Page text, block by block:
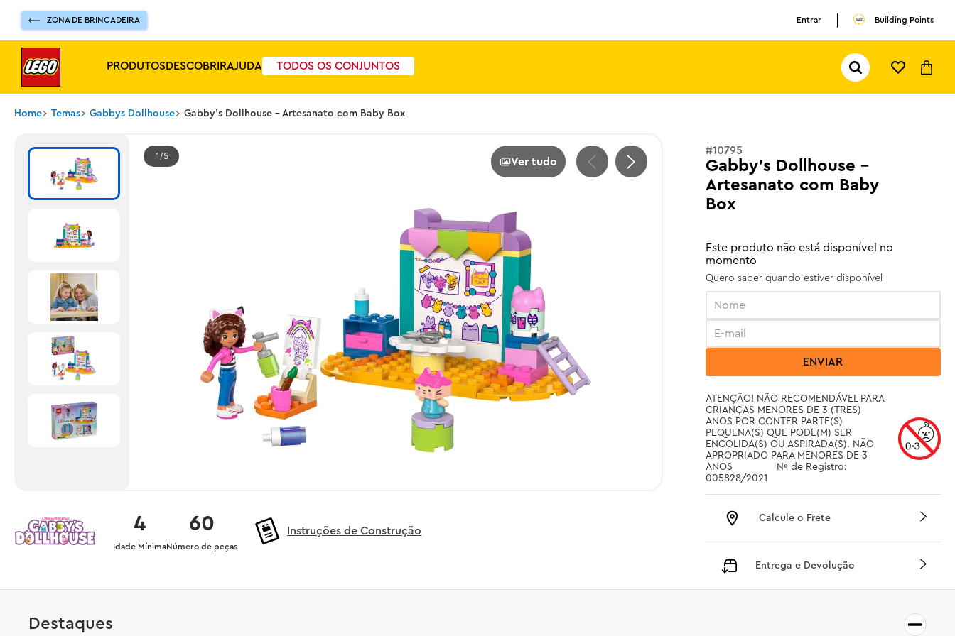
ZONA DE BRINCADEIRA Entrar Building Points
PRODUTOSDESCOBRIRAJUDA TODOS OS CONJUNTOS
Pesquisar...
Home Temas Gabbys Dollhouse Gabby's Dollhouse - Artesanato com Baby Box
1 5 Ver tudo
60
Número de peças
4
Idade Mínima
Instruções de Construção
#10795
Gabby's Dollhouse -
Artesanato com Baby
Box
Este produto não está disponível no
momento
Quero saber quando estiver disponível
ENVIAR
ATENÇÃO! NÃO RECOMENDÁVEL PARA
CRIANÇAS MENORES DE 3 (TRES)
ANOS POR CONTER PARTE(S)
PEQUENA(S) QUE PODE(M) SER
ENGOLIDA(S) OU ASPIRADA(S). NÃO
APROPRIADO PARA MENORES DE 3
ANOS		 Nº de Registro:
005828/2021
Calcule o Frete
Entrega e Devolução
Destaques
TERMOS MAIS BUSCADOS
ferrari